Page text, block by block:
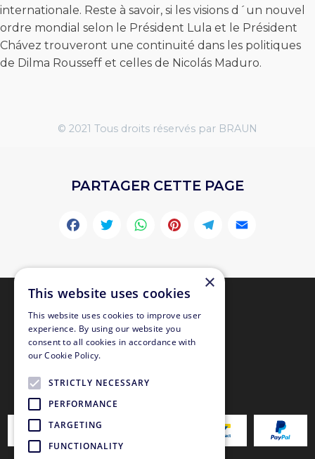
internationale. Reste à savoir, si les visions d´un nouvel
ordre mondial selon le Président Lula et le Président
Chávez trouveront une continuité dans les politiques
de Dilma Rousseff et celles de Nicolás Maduro.
© 2021 Tous droits réservés par BRAUN
PARTAGER CETTE PAGE
Facebook
Twitter
WhatsApp
Pinterest
×
This website uses cookies
This website uses cookies to improve user
experience. By using our website you
consent to all cookies in accordance with
our Cookie Policy.
STRICTLY NECESSARY
PERFORMANCE
TARGETING
FUNCTIONALITY